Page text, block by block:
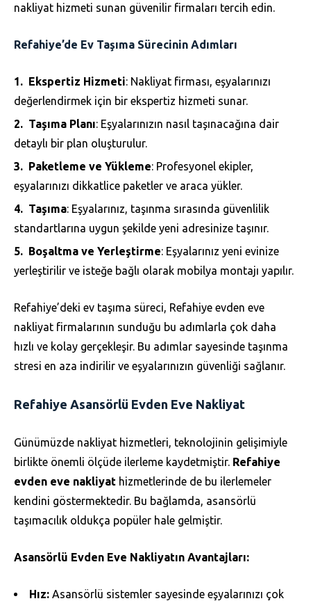
nakliyat hizmeti sunan güvenilir firmaları tercih edin.
Refahiye’de Ev Taşıma Sürecinin Adımları
Ekspertiz Hizmeti: Nakliyat firması, eşyalarınızı
değerlendirmek için bir ekspertiz hizmeti sunar.
Taşıma Planı: Eşyalarınızın nasıl taşınacağına dair
detaylı bir plan oluşturulur.
Paketleme ve Yükleme: Profesyonel ekipler,
eşyalarınızı dikkatlice paketler ve araca yükler.
Taşıma: Eşyalarınız, taşınma sırasında güvenlilik
standartlarına uygun şekilde yeni adresinize taşınır.
Boşaltma ve Yerleştirme: Eşyalarınız yeni evinize
yerleştirilir ve isteğe bağlı olarak mobilya montajı yapılır.
Refahiye’deki ev taşıma süreci, Refahiye evden eve
nakliyat firmalarının sunduğu bu adımlarla çok daha
hızlı ve kolay gerçekleşir. Bu adımlar sayesinde taşınma
stresi en aza indirilir ve eşyalarınızın güvenliği sağlanır.
Refahiye Asansörlü Evden Eve Nakliyat
Günümüzde nakliyat hizmetleri, teknolojinin gelişimiyle
birlikte önemli ölçüde ilerleme kaydetmiştir. Refahiye
evden eve nakliyat hizmetlerinde de bu ilerlemeler
kendini göstermektedir. Bu bağlamda, asansörlü
taşımacılık oldukça popüler hale gelmiştir.
Asansörlü Evden Eve Nakliyatın Avantajları:
Hız: Asansörlü sistemler sayesinde eşyalarınızı çok